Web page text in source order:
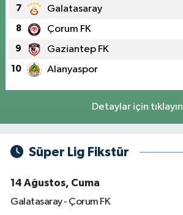
7 Galatasaray
8 Çorum FK
9 Gaziantep FK
10 Alanyaspor
Detaylar için tıklayın
Süper Lig Fikstür
14 Ağustos, Cuma
Galatasaray - Çorum FK